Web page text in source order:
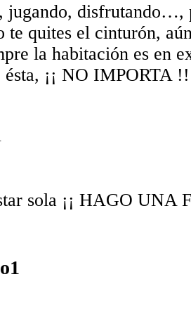
jugando, disfrutando…,
te quites el cinturón,
la habitación es en
¡¡ NO IMPORTA !!
sola ¡¡ HAGO UNA